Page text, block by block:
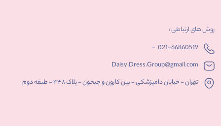
روش های ارتباطی :
021-66860519
-
Daisy.Dress.Group@gmail.com
تهران - خیابان دامپزشکی - بین کارون و جیحون - پلاک ۴۳۸ - طبقه دوم